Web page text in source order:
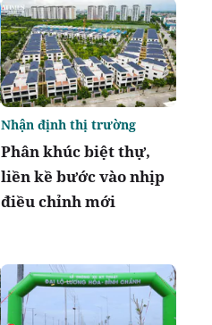
Phân khúc biệt thự,
liền kề bước vào nhịp
điều chỉnh mới
Nhận định thị trường